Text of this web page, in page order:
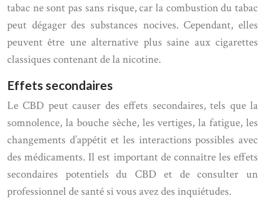
tabac ne sont pas sans risque, car la combustion du tabac
peut dégager des substances nocives. Cependant, elles
peuvent être une alternative plus saine aux cigarettes
classiques contenant de la nicotine.
Effets secondaires
Le CBD peut causer des effets secondaires, tels que la
somnolence, la bouche sèche, les vertiges, la fatigue, les
changements d’appétit et les interactions possibles avec
des médicaments. Il est important de connaître les effets
secondaires potentiels du CBD et de consulter un
professionnel de santé si vous avez des inquiétudes.